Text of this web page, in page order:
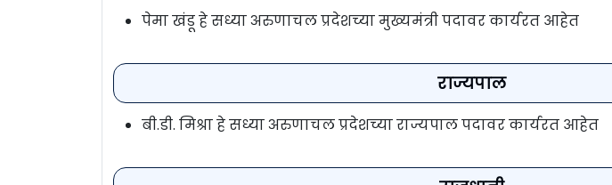
पेमा खंडू हे सध्या अरुणाचल प्रदेशच्या मुख्यमंत्री पदावर कार्यरत आहेत
राज्यपाल
बी.डी. मिश्रा हे सध्या अरुणाचल प्रदेशच्या राज्यपाल पदावर कार्यरत आहेत